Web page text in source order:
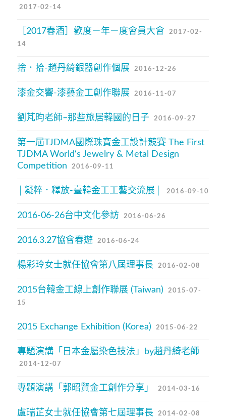
2017-02-14
［2017春酒］歡度ㄧ年ㄧ度會員大會
2017-02-
14
捨．拾-趙丹綺銀器創作個展 2016-12-26
漆金交響-漆藝金工創作聯展 2016-11-07
劉芃昀老師–那些旅居韓國的日子 2016-09-27
第一屆TJDMA國際珠寶金工設計競賽 The First
TJDMA World‘s Jewelry & Metal Design
Competition
2016-09-11
│凝粹．釋放-臺韓金工工藝交流展│ 2016-09-10
2016-06-26台中文化參訪 2016-06-26
2016.3.27協會春遊 2016-06-24
楊彩玲女士就任協會第八屆理事長 2016-02-08
2015台韓金工線上創作聯展 (Taiwan)
2015-07-
15
2015 Exchange Exhibition (Korea) 2015-06-22
專題演講「日本金屬染色技法」by趙丹綺老師
2014-12-07
專題演講「郭昭賢金工創作分享」 2014-03-16
盧瑞芷女士就任協會第七屆理事長 2014-02-08